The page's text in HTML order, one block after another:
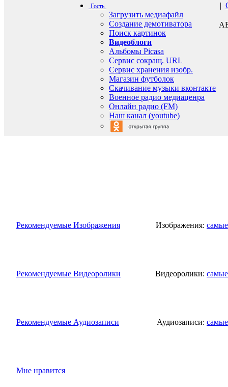
Гость
Загрузить медиафайл
Создание демотиватора
Поиск картинок
Видеоблоги
Альбомы Picasa
Сервис сокращ. URL
Сервис хранения изобр.
Магазин футболок
Скачивание музыки вконтакте
Военное радио медиаценра
Онлайн радио (FM)
Наш канал (youtube)
|
Рекомендуемые Изображения Изображения:
Рекомендуемые Видеоролики Видеоролики:
Рекомендуемые Аудиозаписи Аудиозаписи:
Мне нравится